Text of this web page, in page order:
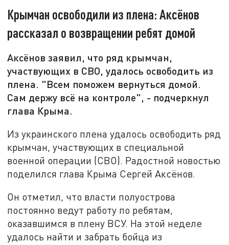
Крымчан освободили из плена: Аксёнов
рассказал о возвращении ребят домой
Аксёнов заявил, что ряд крымчан,
участвующих в СВО, удалось освободить из
плена. "Всем поможем вернуться домой.
Сам держу всё на контроле", - подчеркнул
глава Крыма.
Из украинского плена удалось освободить ряд
крымчан, участвующих в специальной
военной операции (СВО). Радостной новостью
поделился глава Крыма Сергей Аксёнов.
Он отметил, что власти полуострова
постоянно ведут работу по ребятам,
оказавшимся в плену ВСУ. На этой неделе
удалось найти и забрать бойца из